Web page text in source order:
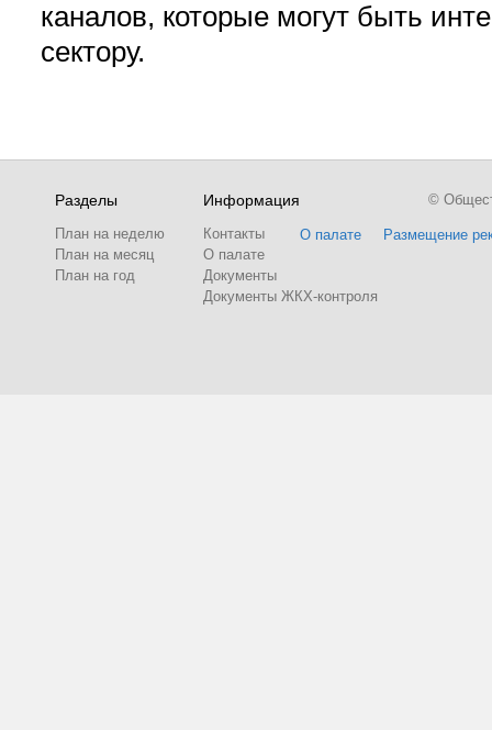
каналов, которые могут быть
сектору.
Разделы
План на неделю
План на месяц
План на год
Информация
Контакты
О палате
Документы
Документы ЖКХ-контроля
О палате Размещение
©